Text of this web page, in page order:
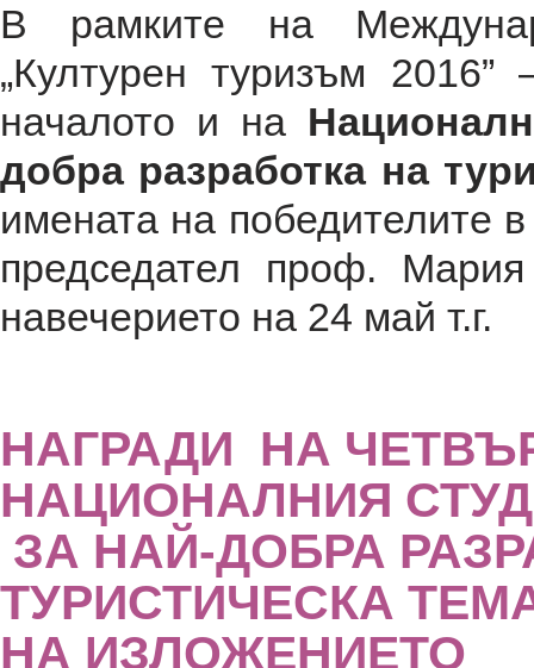
В рамките на
„Културен туризъм
началото и на
добра разработка на
имената на победителите
председател проф.
навечерието на 24 май т.г.
НАГРАДИ НА
НАЦИОНАЛНИЯ
ЗА НАЙ-ДОБРА
ТУРИСТИЧЕСКА
НА ИЗЛОЖЕНИЕТО